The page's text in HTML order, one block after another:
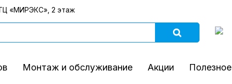
ТЦ «МИРЭКС», 2 этаж
Монтаж и обслуживание Акции Полезное